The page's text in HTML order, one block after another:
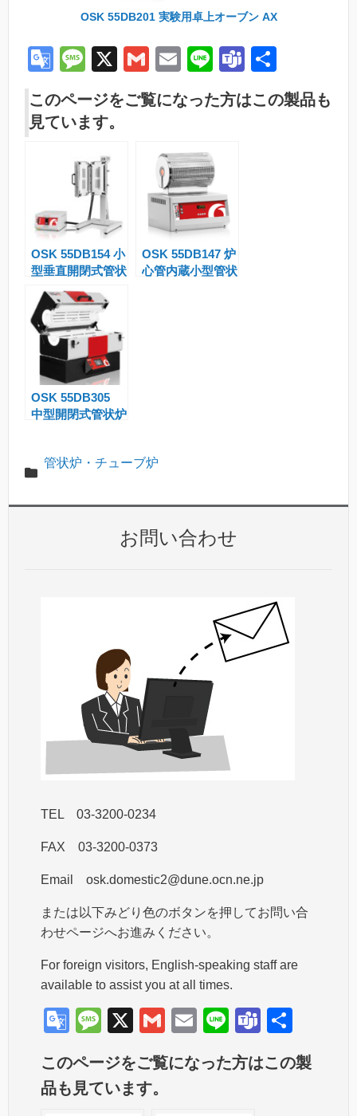
OSK 55DB201 実験用卓上オーブン AX
G
o
gl
Tr
a
n
sl
at
e
M
ss
a
g
e
X
G
m
ail
E
ail
Li
n
e
T
a
有
このページをご覧になった方はこの製品も
見ています。
OSK 55DB154 小
型垂直開閉式管状
炉 EVT/EVZ
OSK 55DB147 炉
心管内蔵小型管状
OSK 55DB305
中型開閉式管状炉
管状炉・チューブ炉
お問い合わせ
TEL 03-3200-0234
FAX 03-3200-0373
Email osk.domestic2@dune.ocn.ne.jp
または以下みどり色のボタンを押してお問い合
わせページへお進みください。
For foreign visitors, English-speaking staff are
available to assist you at all times.
G
o
gl
M
ss
a
X
G
ail
E
ail
Li
e
T
a
このページをご覧になった方はこの製
品も見ています。